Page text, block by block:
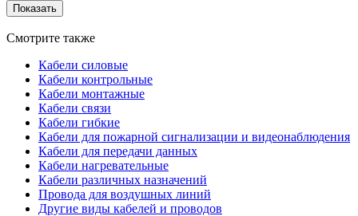
Смотрите также
Кабели силовые
Кабели контрольные
Кабели монтажные
Кабели связи
Кабели гибкие
Кабели для пожарной сигнализации и видеонаблюдения
Кабели для передачи данных
Кабели нагревательные
Кабели различных назначений
Провода для воздушных линий
Другие виды кабелей и проводов